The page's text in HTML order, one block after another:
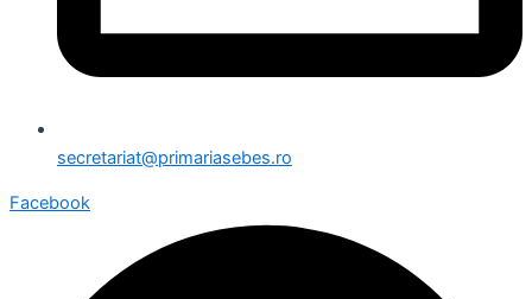
secretariat@primariasebes.ro
Facebook